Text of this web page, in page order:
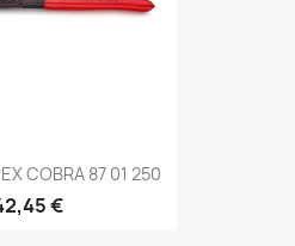
COBRA 87 01 250
€